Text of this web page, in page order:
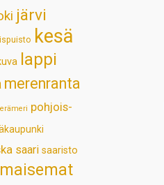
järvi
kesä
lappi
merenranta
pohjois-
saari saaristo